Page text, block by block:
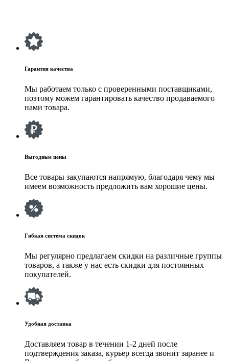
Гарантия качества
Мы работаем только с проверенными поставщиками,
поэтому можем гарантировать качество продаваемого
нами товара.
Выгодные цены
Все товары закупаются напрямую, благодаря чему мы
имеем возможность предложить вам хорошие цены.
Гибкая система скидок
Мы регулярно предлагаем скидки на различные группы
товаров, а также у нас есть скидки для постоянных
покупателей.
Удобная доставка
Доставляем товар в течении 1-2 дней после
подтверждения заказа, курьер всегда звонит заранее и